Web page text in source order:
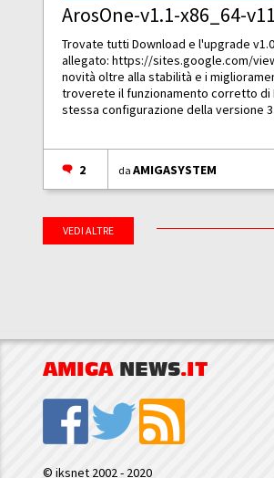
ArosOne-v1.1-x86_64-
Trovate tutti Download e l'upgrade
allegato:https://sites.google.com/
novità oltre alla stabilità e i
troverete il funzionamento corretto di
stessa configurazione della versione
2 daAMIGASYSTEM
VEDI ALTRE
AMIGA NEWS.IT
© iksnet 2002 - 2020